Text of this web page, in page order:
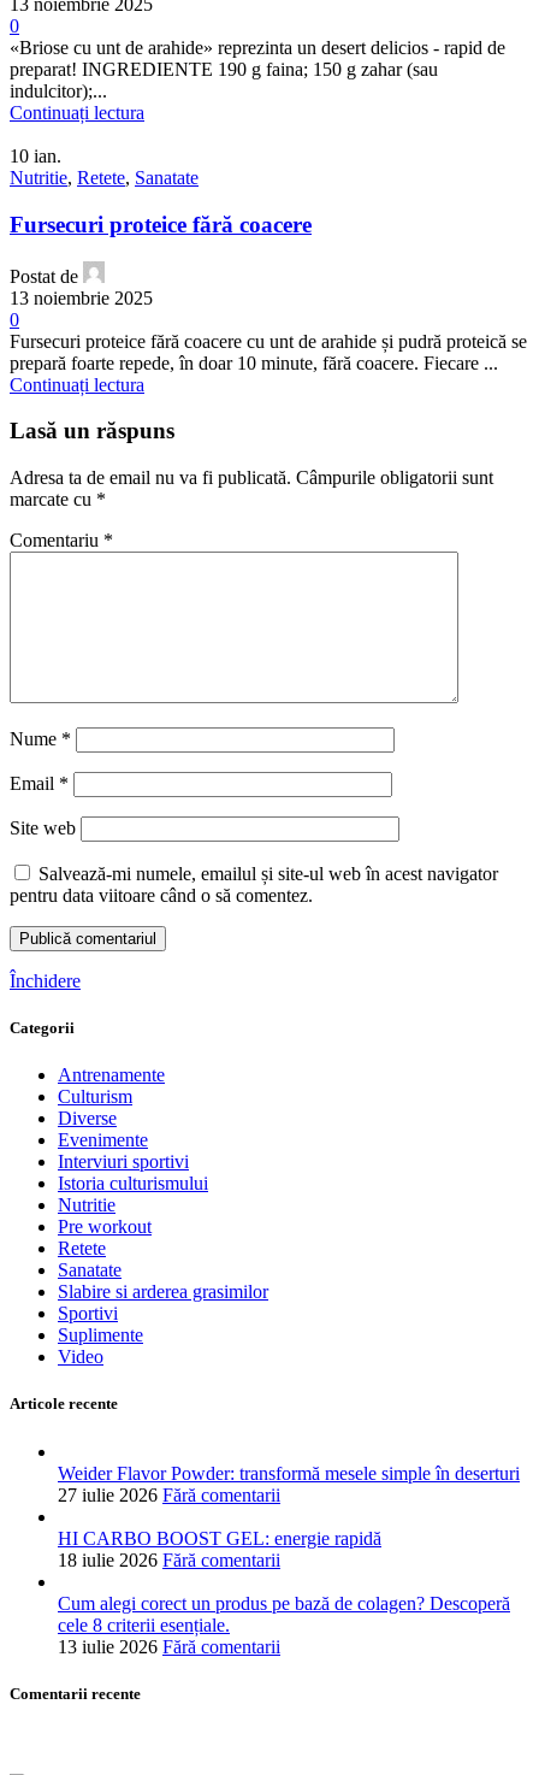
13 noiembrie 2025
0
«Briose cu unt de arahide» reprezinta un desert delicios - rapid de
preparat! INGREDIENTE 190 g faina; 150 g zahar (sau
indulcitor);...
Continuați lectura
10 ian.
Nutritie, Retete, Sanatate
Fursecuri proteice fără coacere
Postat de
13 noiembrie 2025
0
Fursecuri proteice fără coacere cu unt de arahide și pudră proteică se
prepară foarte repede, în doar 10 minute, fără coacere. Fiecare ...
Continuați lectura
Lasă un răspuns
Adresa ta de email nu va fi publicată. Câmpurile obligatorii sunt
marcate cu *
Comentariu *
Nume *
Email *
Site web
Salvează-mi numele, emailul și site-ul web în acest navigator
pentru data viitoare când o să comentez.
Închidere
Categorii
Antrenamente
Culturism
Diverse
Evenimente
Interviuri sportivi
Istoria culturismului
Nutritie
Pre workout
Retete
Sanatate
Slabire si arderea grasimilor
Sportivi
Suplimente
Video
Articole recente
Weider Flavor Powder: transformă mesele simple în deserturi
27 iulie 2026 Fără comentarii
HI CARBO BOOST GEL: energie rapidă
18 iulie 2026 Fără comentarii
Cum alegi corect un produs pe bază de colagen? Descoperă
cele 8 criterii esențiale.
13 iulie 2026 Fără comentarii
Comentarii recente